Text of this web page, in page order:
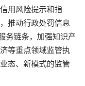
用风险提示和指
推动行政处罚信息
务链条，加强知识产
等重点领域监管执
态、新模式的监管